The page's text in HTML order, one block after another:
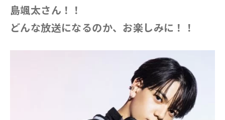
島颯太さん！！
どんな放送になるのか、お楽しみに！！